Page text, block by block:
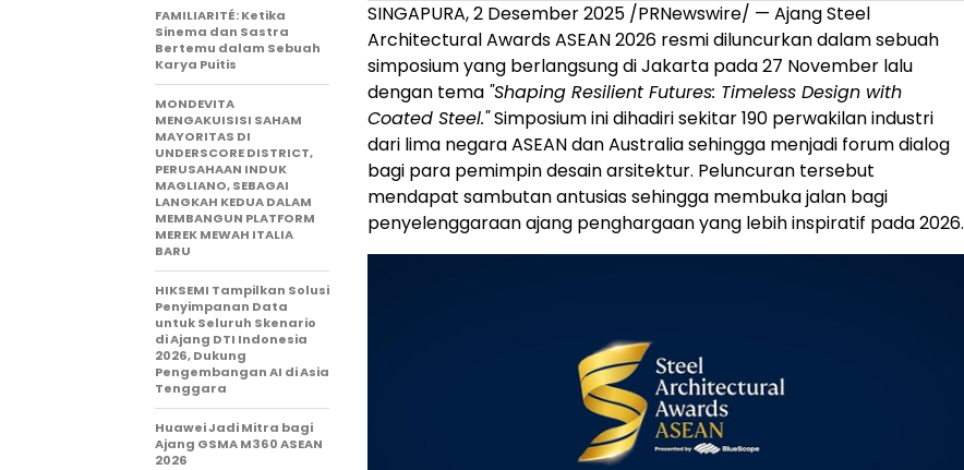
SINGAPURA, 2 Desember 2025 /PRNewswire/ — Ajang Steel
Architectural Awards ASEAN 2026 resmi diluncurkan dalam sebuah
simposium yang berlangsung diJakarta pada 27 November lalu
dengan tema "Shaping Resilient Futures: Timeless Design with
Coated Steel."Simposium ini dihadiri sekitar 190 perwakilan industri
dari lima negara ASEAN danAustraliasehingga menjadi forum dialog
bagi para pemimpin desain arsitektur. Peluncuran tersebut
mendapat sambutan antusias sehingga membuka jalan bagi
penyelenggaraan ajang penghargaan yang lebih inspiratif pada 2026.
FAMILIARITÉ: Ketika
Sinema dan Sastra
Bertemu dalam Sebuah
Karya Puitis
MONDEVITA
MENGAKUISISI SAHAM
MAYORITAS DI
UNDERSCORE DISTRICT,
PERUSAHAAN INDUK
MAGLIANO, SEBAGAI
LANGKAH KEDUA DALAM
MEMBANGUN PLATFORM
MEREK MEWAH ITALIA
BARU
HIKSEMI Tampilkan Solusi
Penyimpanan Data
untuk Seluruh Skenario
di Ajang DTI Indonesia
2026, Dukung
Pengembangan AI di Asia
Tenggara
Huawei Jadi Mitra bagi
Ajang GSMA M360 ASEAN
2026